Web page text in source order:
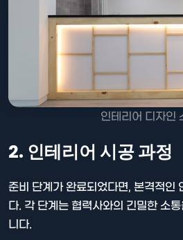
인테리어 디자인
2. 인테리어 시공 과정
준비 단계가 완료되었다면, 본격적인
다. 각 단계는 협력사와의 긴밀한 소
니다.